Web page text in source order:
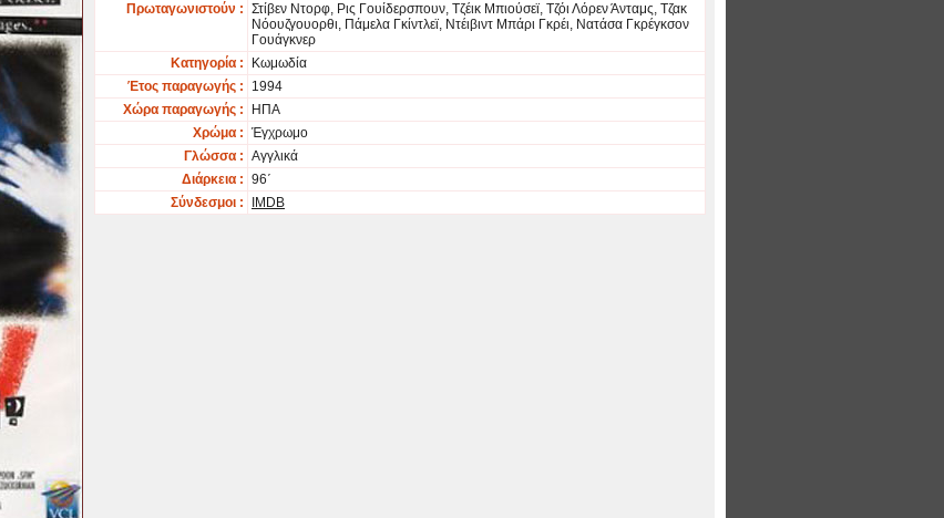
Πρωταγωνιστούν : Στίβεν Ντορφ, Ρις Γουίδερσπουν, Τζέικ Μπιούσεϊ, Τζόι Λόρεν Άνταμς, Τζακ
Νόουζγουορθι, Πάμελα Γκίντλεϊ, Ντέιβιντ Μπάρι Γκρέι, Νατάσα Γκρέγκσον
Γουάγκνερ
Κατηγορία :
Κωμωδία
Έτος παραγωγής :
1994
Χώρα παραγωγής :
ΗΠΑ
Χρώμα : Έγχρωμο
Γλώσσα : Αγγλικά
Διάρκεια : 96΄
Σύνδεσμοι :
IMDB